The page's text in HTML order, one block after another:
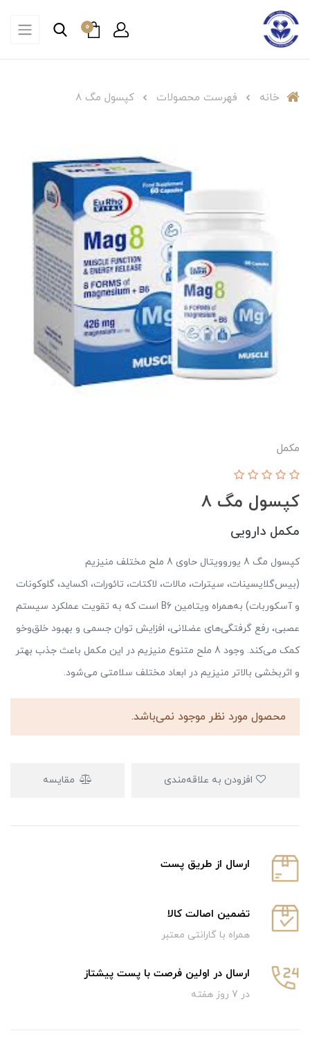
0
خانه فهرست محصولات کپسول مگ 8
مکمل
کپسول مگ 8
مکمل دارویی
کپسول مگ 8 یوروویتال حاوی 8 ملح مختلف منیزیم
(بیس‌گلایسینات، سیترات، مالات، لاکتات، تائورات، اکساید، گلوکونات
و آسکوربات) به‌همراه ویتامین B6 است که به تقویت عملکرد سیستم
عصبی، رفع گرفتگی‌های عضلانی، افزایش توان جسمی و بهبود خلق‌وخو
کمک می‌کند. وجود 8 ملح متنوع منیزیم در این مکمل باعث جذب بهتر
و اثربخشی بالاتر منیزیم در ابعاد مختلف سلامتی می‌شود.
محصول مورد نظر موجود نمی‌باشد.
مقایسه
ارسال از طریق پست
تضمین اصالت کالا
همراه با گارانتی معتبر
ارسال در اولین فرصت با پست پیشتاز
در 7 روز هفته